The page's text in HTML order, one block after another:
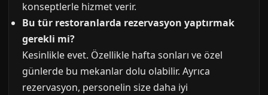
konseptlerle hizmet verir.
Bu tür restoranlarda rezervasyon yaptırmak
gerekli mi?
Kesinlikle evet. Özellikle hafta sonları ve özel
günlerde bu mekanlar dolu olabilir. Ayrıca
rezervasyon, personelin size daha iyi